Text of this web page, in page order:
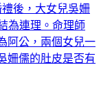
後，大女兒吳姍
為連理。命理師
阿公，兩個女兒一
姍儒的肚皮是否有